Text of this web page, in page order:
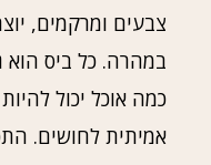
צבעים ומרקמים,
במהרה. כל ביס הוא
כמה אוכל יכול
אמיתית לחושים.